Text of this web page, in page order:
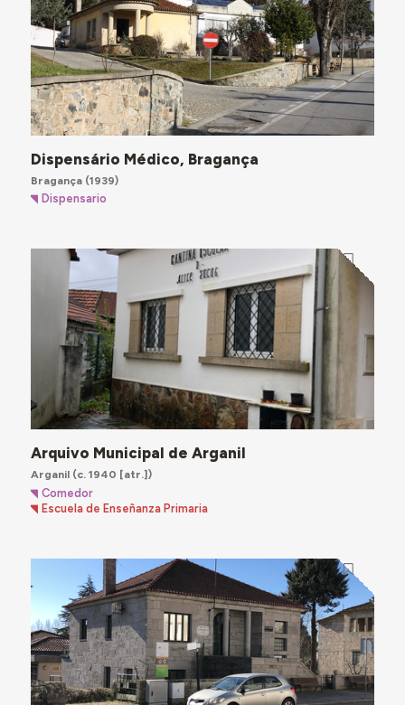
Dispensário Médico, Bragança
Bragança(1939)
Dispensario
Arquivo Municipal de Arganil
Arganil(c. 1940 [atr.])
Comedor
Escuela de Enseñanza Primaria